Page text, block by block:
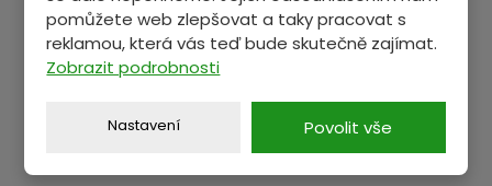
pomůžete web zlepšovat a taky pracovat s
reklamou, která vás teď bude skutečně zajímat.
Zobrazit podrobnosti
Nastavení Povolit vše